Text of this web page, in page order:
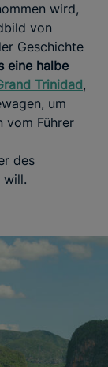
wird,
von
Geschichte
eine halbe
Trinidad,
um
vom Führer
des
will.